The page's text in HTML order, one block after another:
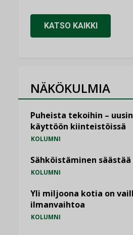
KATSO KAIKKI
NÄKÖKULMIA
Puheista tekoihin –
käyttöön kiinteistöissä
KOLUMNI
Sähköistäminen
KOLUMNI
Yli miljoona kotia on
ilmanvaihtoa
KOLUMNI